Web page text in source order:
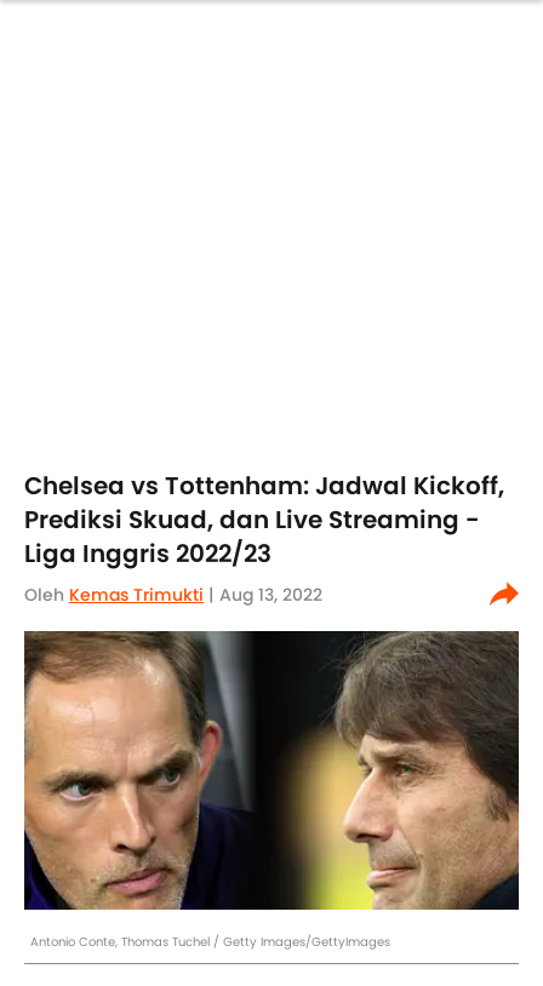
Chelsea vs Tottenham: Jadwal Kickoff,
Prediksi Skuad, dan Live Streaming -
Liga Inggris 2022/23
Oleh Kemas Trimukti | Aug 13, 2022
Antonio Conte, Thomas Tuchel / Getty Images/GettyImages